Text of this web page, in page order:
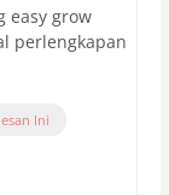
easy grow
perlengkapan
Ini